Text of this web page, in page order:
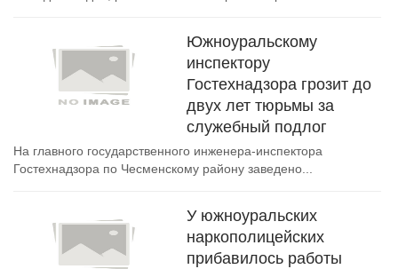
Южноуральскому
инспектору
Гостехнадзора грозит до
двух лет тюрьмы за
служебный подлог
На главного государственного инженера-инспектора
Гостехнадзора по Чесменскому району заведено...
У южноуральских
наркополицейских
прибавилось работы